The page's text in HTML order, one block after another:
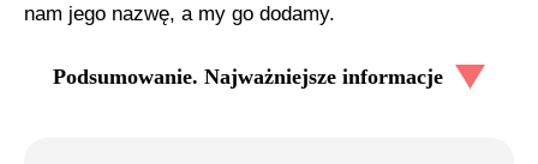
nam jego nazwę, a my go dodamy.
Podsumowanie. Najważniejsze informacje